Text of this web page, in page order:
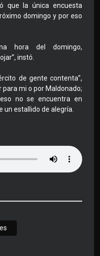
que la única encuesta
domingo y por eso
hora del domingo,
instó.
de gente contenta”,
mi o por Maldonado;
no se encuentra en
un estallido de alegría.